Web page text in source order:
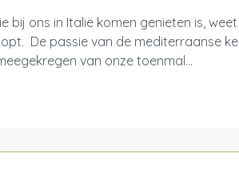
bij ons in Italië komen genieten is,
De passie van de mediterraanse
van onze toenmal...